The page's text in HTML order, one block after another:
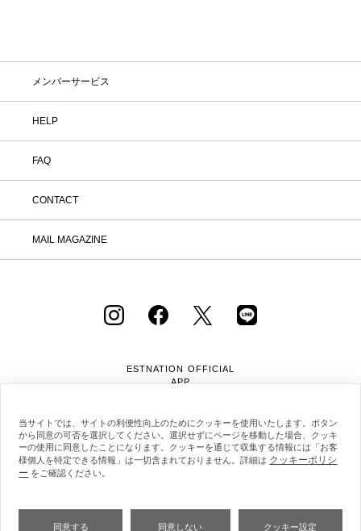
メンバーサービス
HELP
FAQ
CONTACT
MAIL MAGAZINE
ESTNATION OFFICIAL
APP
会社概要
当サイトでは、サイトの利便性向上のためにクッキーを使用いたします。ボタン
から同意の可否を選択してください。選択せずにページを移動した場合、クッキ
ーの使用に同意したことになります。クッキーを通じて収集する情報には「お客
様個人を特定できる情報」は一切含まれておりません。詳細は クッキーポリシ
ー をご確認ください。
同意する 同意しない クッキー設定